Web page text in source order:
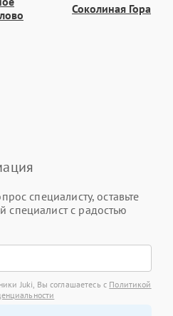
Соколиная Гора
специалисту, оставьте
с радостью
Juki, Вы соглашаетесь с Политикой